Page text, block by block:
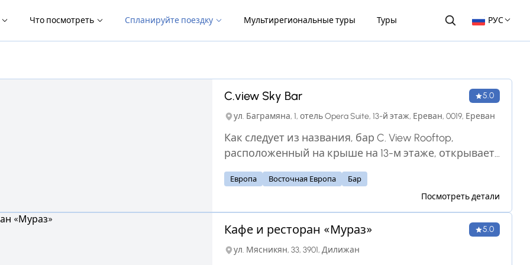
Что посмотреть Спланируйте поездку Мультирегиональные туры Туры РУС
C.view Sky Bar 5.0
ул. Баграмяна, 1, отель Opera Suite, 13-й этаж, Ереван, 0019, Ереван
Как следует из названия, бар C. View Rooftop,
расположенный на крыше на 13-м этаже, открывает
захватывающий вид на Ереван. Благодаря своему
исключительному расположению и оживленной
атмосфере это заведение считается одним из
лучших лаунж-баров Еревана.
Европа Восточная Европа Бар
Посмотреть детали
Кафе и ресторан «Мураз» 5.0
ул. Мясникян, 33, 3901, Дилижан